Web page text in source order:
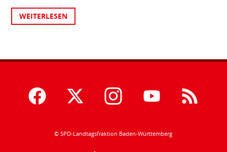
WEITERLESEN
© SPD-Landtagsfraktion Baden-Württemberg